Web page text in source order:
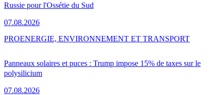
Russie pour l'Ossétie du Sud
07.08.2026
Panneaux solaires et puces : Trump impose 15% de taxes sur le
polysilicium
07.08.2026
PROENERGIE, ENVIRONNEMENT ET TRANSPORT